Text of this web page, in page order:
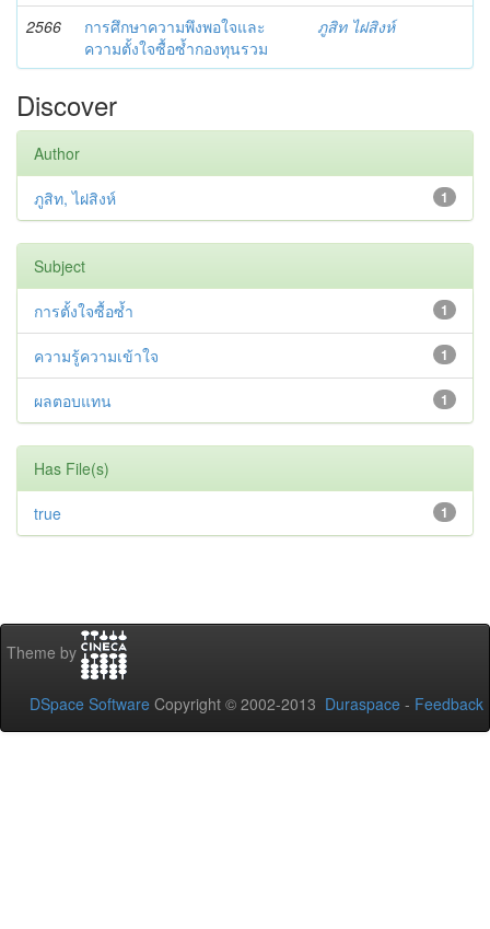
2566
การศึกษาความพึงพอใจและ
ความตั้งใจซื้อซ้ำกองทุนรวม
ภูสิท ไฝสิงห์
Discover
Author
1
ภูสิท, ไฝสิงห์
Subject
1
การตั้งใจซื้อซ้ำ
1
ความรู้ความเข้าใจ
1
ผลตอบแทน
Has File(s)
1
true
Theme by
DSpace Software Copyright © 2002-2013 Duraspace - Feedback